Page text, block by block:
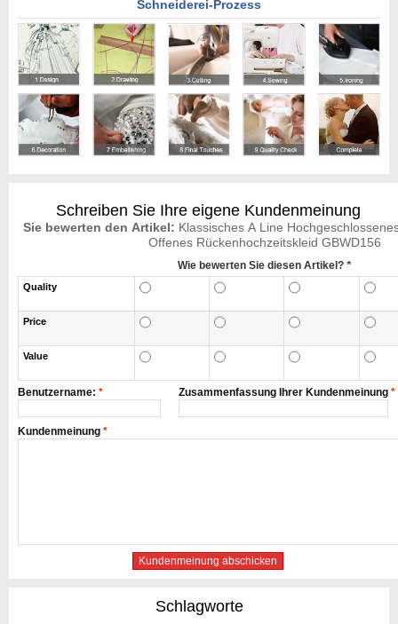
Schneiderei-Prozess
Schreiben Sie Ihre eigene Kundenmeinung
Sie bewerten den Artikel: Klassisches A Line
Offenes Rückenhochzeitskleid GBWD156
Wie bewerten Sie diesen Artikel? *
Quality
Price
Value
*
Benutzername: *
Zusammenfassung Ihrer Kundenmeinung
*
Kundenmeinung
Kundenmeinung abschicken
Schlagworte